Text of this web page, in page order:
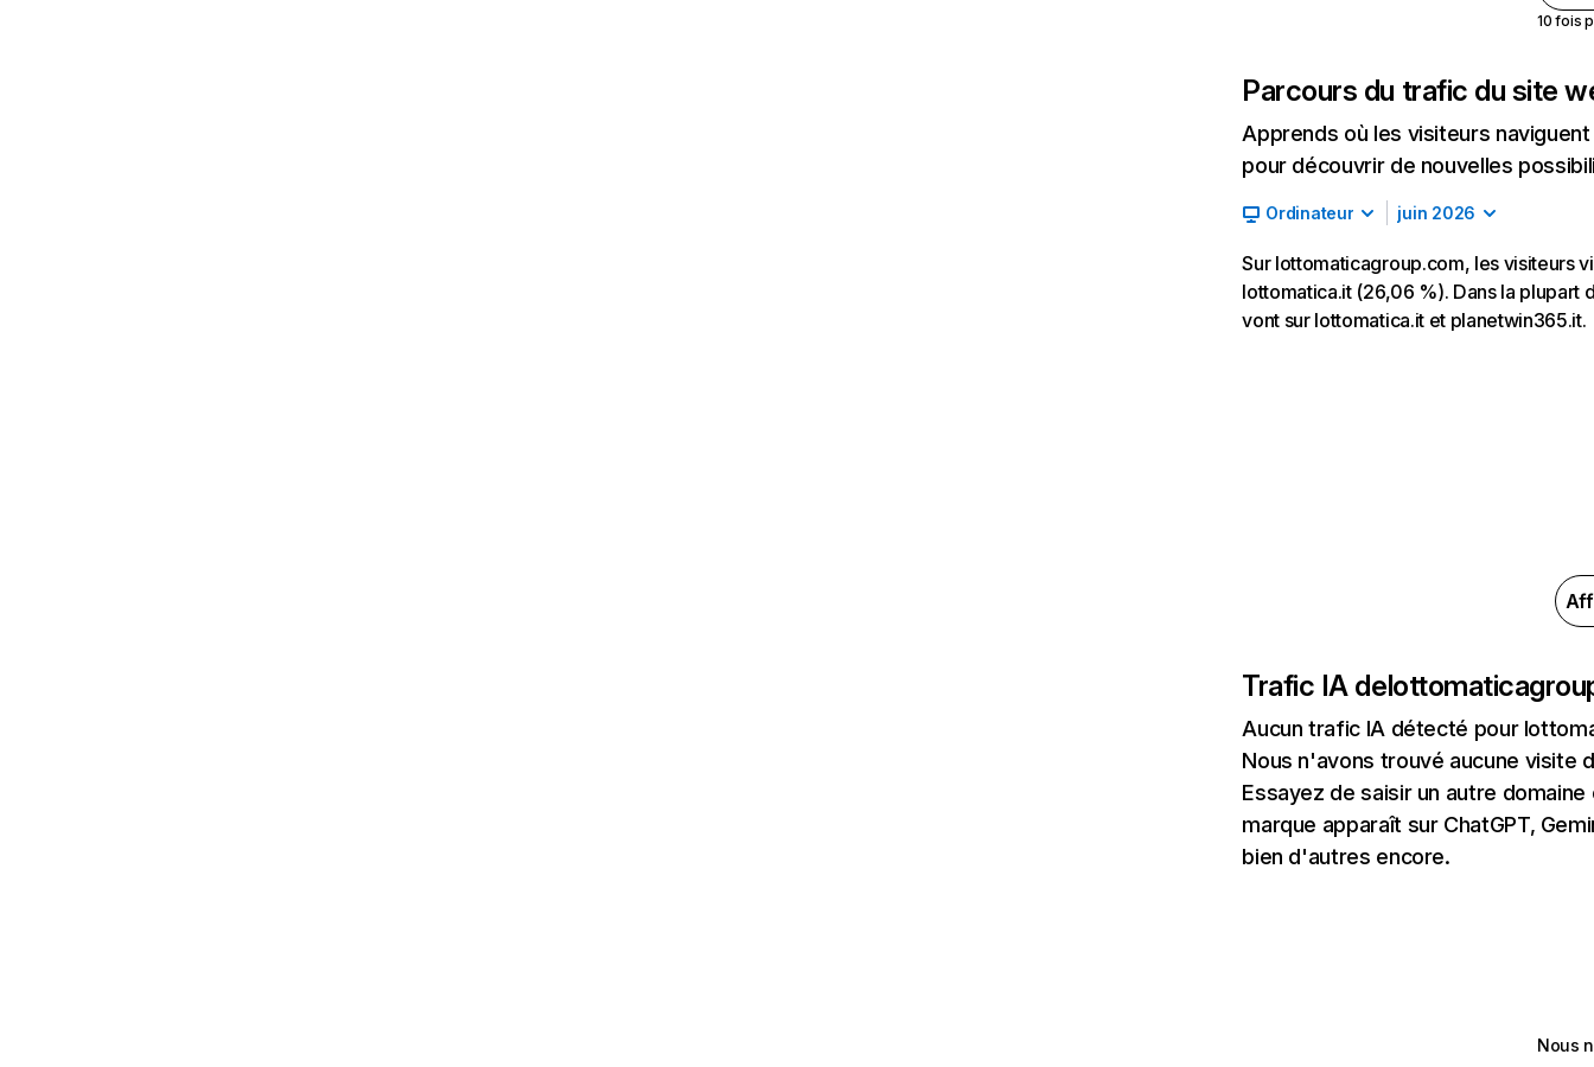
10 fois
Parcours du trafic du site
Apprends où les visiteurs
pour découvrir de nouvelles
Ordinateur juin 2026
Sur lottomaticagroup.com, les visiteurs
lottomatica.it (26,06 %). Dans la plupart
vont sur lottomatica.it et planetwin365.it.
Trafic IA de
Aucun trafic IA détecté pour
Nous n'avons trouvé aucune visite
Essayez de saisir un autre
marque apparaît sur ChatGPT,
bien d'autres encore.
Nous